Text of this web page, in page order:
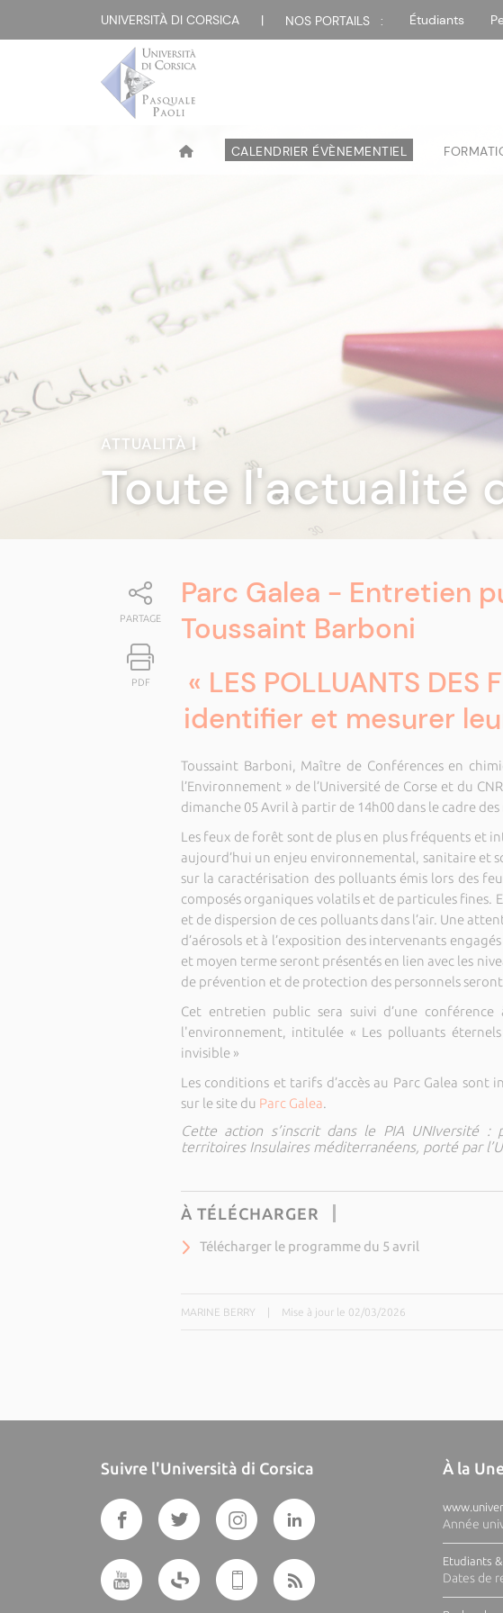
UNIVERSITÀ DI CORSICA | NOS PORTAILS : Étudiants
CALENDRIER ÉVÈNEMENTIEL
ATTUALITÀ|
Toute l'actualité
PARTAGE
PDF
Parc Galea - Entretien
Toussaint Barboni
« LES POLLUANTS DES
identifier et mesurer
Toussaint Barboni, Maître de Conférences en
l’Environnement » de l’Université de Corse et du
dimanche 05 Avril à partir de 14h00 dans le cadre
Les feux de forêt sont de plus en plus fréquents et
aujourd’hui un enjeu environnemental, sanitaire et
sur la caractérisation des polluants émis lors des
composés organiques volatils et de particules fines.
et de dispersion de ces polluants dans l’air. Une
d’aérosols et à l’exposition des intervenants
et moyen terme seront présentés en lien avec les
de prévention et de protection des personnels
Cet entretien public sera suivi d’une
l'environnement, intitulée « Les polluants
invisible »
Les conditions et tarifs d’accès au Parc Galea sont
sur le site du Parc Galea.
Cette action s’inscrit dans le PIA UNIversité
territoires Insulaires méditerranéens, porté par
À TÉLÉCHARGER
Télécharger le programme du 5 avril
MARINE BERRY Mise à jour le 02/03/2026
Suivre l'Università di Corsica À la
Année
Etudiants
Dates de